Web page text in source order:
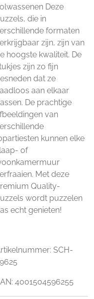
Deze
die in
formaten
zijn, zijn van
hoogste kwaliteit. De
zijn zo fijn
dat ze
aan elkaar
De prachtige
van
kunnen elke
of
Met deze
Quality-
wordt puzzelen
echt genieten!
SCH-
4001504596255